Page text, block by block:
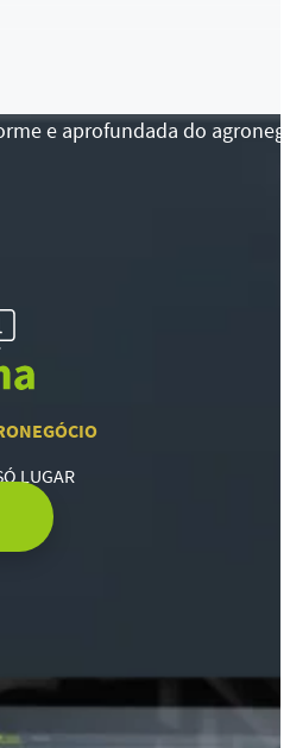
e aprofundada do
LUGAR